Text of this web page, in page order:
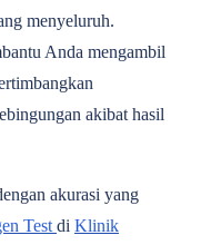
menyeluruh.
Anda mengambil
akibat hasil
akurasi yang
Test di Klinik